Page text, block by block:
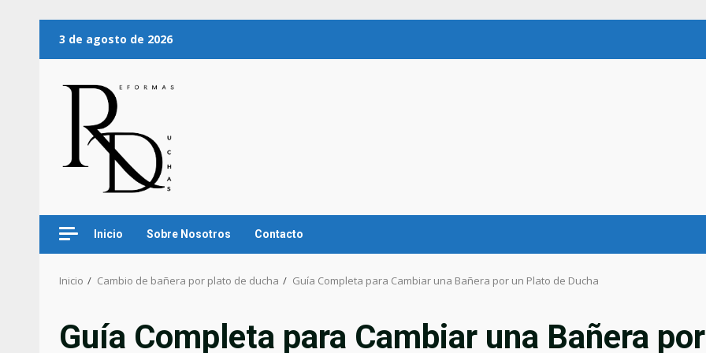
3 de agosto de 2026
Inicio Sobre Nosotros Contacto
Inicio Cambio de bañera por plato de ducha Guía Completa para Cambiar una Bañera por un Plato de Ducha
Guía Completa para Cambiar una Bañera por